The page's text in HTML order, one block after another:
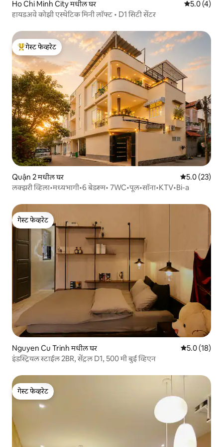
Ho Chi Minh City मधील घर 5 पैकी 5.0
5.0 (4)
हायडअवे कोझी एस्थेटिक मिनी लॉफ्ट • D1 सिटी सेंटर
टॉप गेस्ट फेव्हरेट
गेस्ट फेव्हरेट
Quận 2 मधील घर 5 पैकी 5.0
5.0 (23)
लक्झरी व्हिला•मध्यभागी•6 बेडरूम• 7WC•पूल•सॉना•KTV•Bi-a
गेस्ट फेव्हरेट
गेस्ट फेव्हरेट
Nguyen Cu Trinh मधील घर 5 पैकी 5.0
5.0 (18)
इंडस्ट्रियल स्टाईल 2BR, सेंट्रल D1, 500 मी बुई व्हिएन
गेस्ट फेव्हरेट
गेस्ट फेव्हरेट